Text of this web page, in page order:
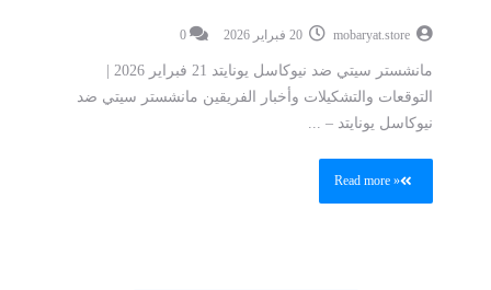
mobaryat.store
0
مانشستر سيتي ضد نيوكاسل يونايتد 21 فبراير 2026 |
التوقعات والتشكيلات وأخبار الفريقين مانشستر سيتي ضد
نيوكاسل يونايتد – ...
Read more »